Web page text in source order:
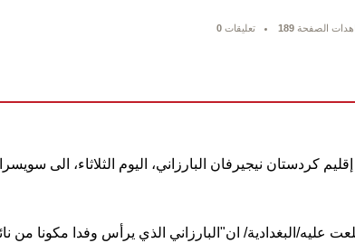
الصفحة 189 تعليقات 0
كردستان نيجيرفان البارزاني، اليوم الثلاثاء، الى
عليه/البغدادية/ ان"البارزاني الذي يرأس وفدا مكونا من